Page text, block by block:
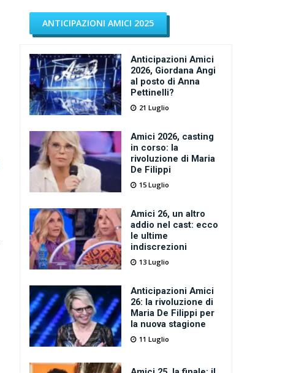
ANTICIPAZIONI AMICI 2025
Anticipazioni Amici
2026, Giordana Angi
al posto di Anna
Pettinelli?
21 Luglio
Amici 2026, casting
in corso: la
rivoluzione di Maria
De Filippi
15 Luglio
Amici 26, un altro
addio nel cast: ecco
le ultime
indiscrezioni
13 Luglio
Anticipazioni Amici
26: la rivoluzione di
Maria De Filippi per
la nuova stagione
11 Luglio